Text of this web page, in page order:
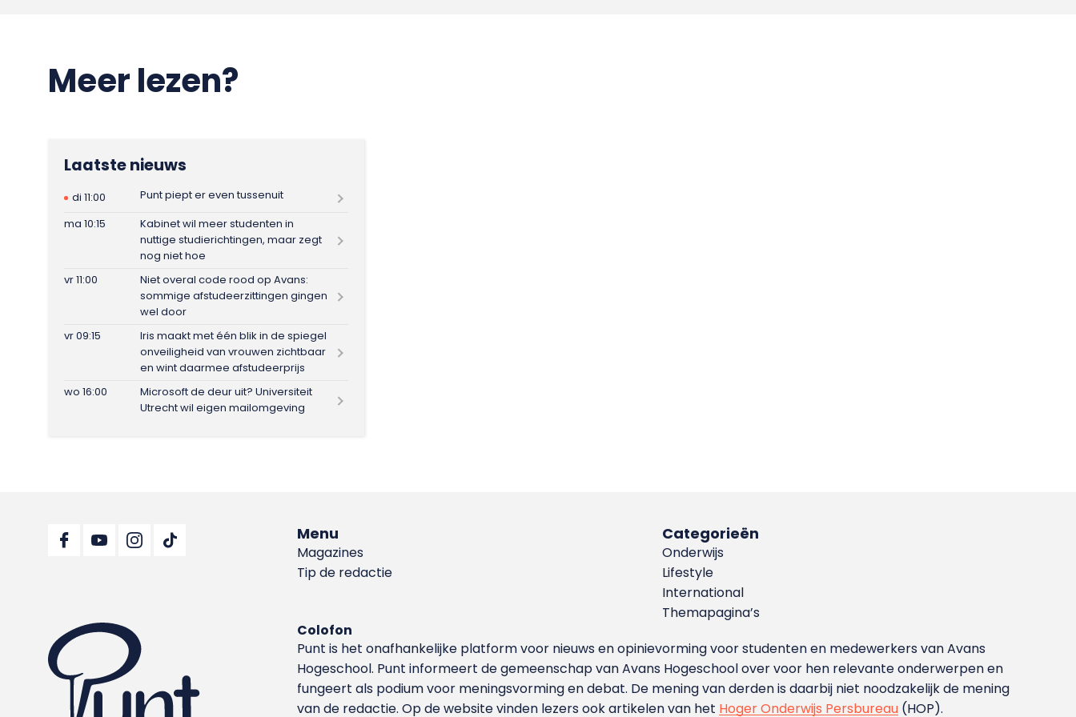
Meer lezen?
Laatste nieuws
di 11:00
Punt piept er even tussenuit
ma 10:15
Kabinet wil meer studenten in
nuttige studierichtingen, maar zegt
nog niet hoe
vr 11:00
Niet overal code rood op Avans:
sommige afstudeerzittingen gingen
wel door
vr 09:15
Iris maakt met één blik in de spiegel
onveiligheid van vrouwen zichtbaar
en wint daarmee afstudeerprijs
wo 16:00
Microsoft de deur uit? Universiteit
Utrecht wil eigen mailomgeving
Menu
Magazines
Tip de redactie
Categorieën
Onderwijs
Lifestyle
International
Themapagina’s
Colofon
Punt is het onafhankelijke platform voor nieuws en opinievorming voor studenten en medewerkers van Avans
Hoge­school. Punt informeert de gemeenschap van Avans Hogeschool over voor hen relevante onderwerpen en
fungeert als podium voor meningsvorming en debat. De mening van derden is daarbij niet noodzakelijk de mening
van de redactie. Op de website vinden lezers ook artikelen van het Hoger Onderwijs Persbureau (HOP).